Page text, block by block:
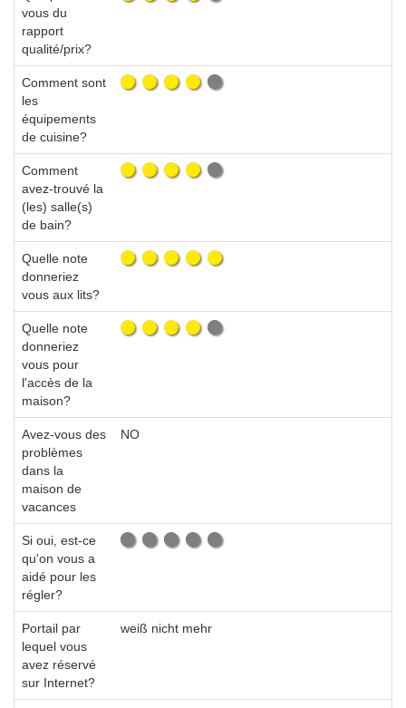
vous du
rapport
qualité/prix?
Comment sont
les
équipements
de cuisine?
Comment
avez-trouvé la
(les) salle(s)
de bain?
Quelle note
donneriez
vous aux lits?
Quelle note
donneriez
vous pour
l'accès de la
maison?
Avez-vous des
problèmes
dans la
maison de
vacances
NO
Si oui, est-ce
qu'on vous a
aidé pour les
régler?
Portail par
lequel vous
avez réservé
sur Internet?
weiß nicht mehr